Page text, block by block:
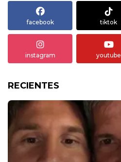
facebook tiktok
instagram youtube
RECIENTES